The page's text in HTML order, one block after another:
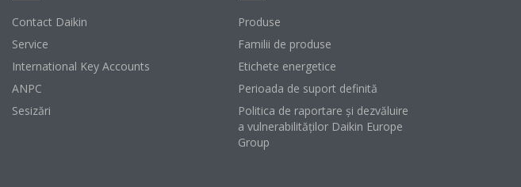
Contact Daikin
Service
International Key Accounts
ANPC
Sesizări
Produse
Familii de produse
Etichete energetice
Perioada de suport definită
Politica de raportare și dezvăluire
a vulnerabilităților Daikin Europe
Group